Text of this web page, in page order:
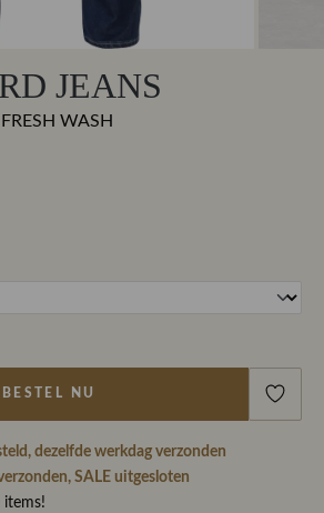
JEANS
WASH
BESTEL NU
dezelfde werkdag verzonden
SALE uitgesloten
items!